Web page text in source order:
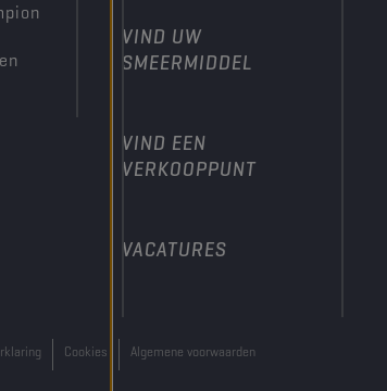
VIND UW
SMEERMIDDEL
VIND EEN
VERKOOPPUNT
VACATURES
Cookies Algemene voorwaarden